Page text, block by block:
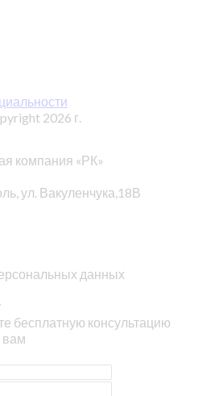
2026 г.
компания «РК»
ул. Вакуленчука,18В
данных
бесплатную консультацию
вам